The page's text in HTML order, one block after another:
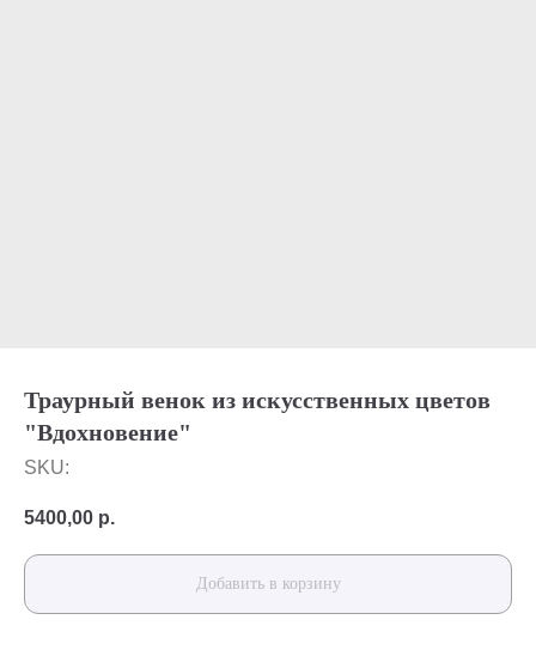
Траурный венок из искусственных цветов
"Вдохновение"
SKU:
5400,00 р.
Добавить в корзину